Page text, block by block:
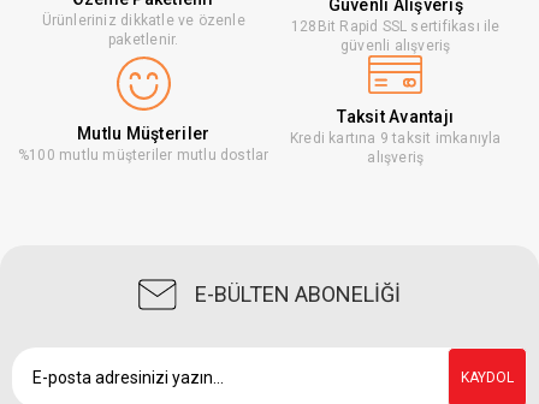
Ürünleriniz dikkatle ve özenle
paketlenir.
Güvenli Alışveriş
128Bit Rapid SSL sertifikası ile
güvenli alışveriş
Mutlu Müşteriler
%100 mutlu müşteriler mutlu dostlar
Taksit Avantajı
Kredi kartına 9 taksit imkanıyla
alışveriş
E-BÜLTEN ABONELİĞİ
KAYDOL